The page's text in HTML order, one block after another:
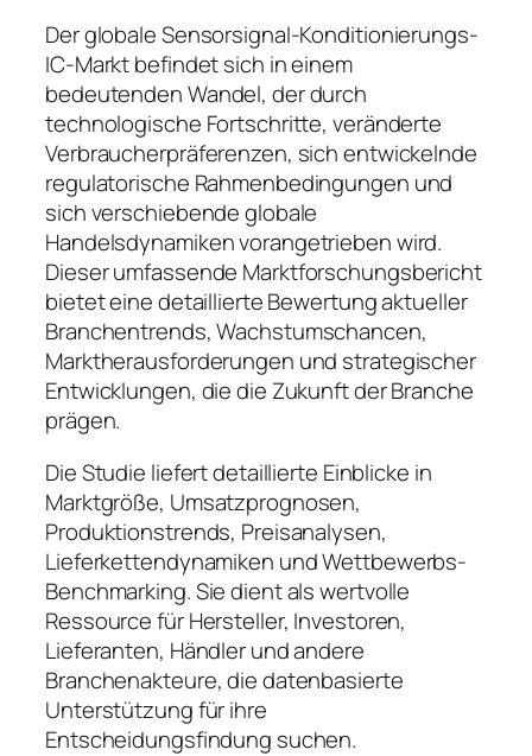
Der globale Sensorsignal-Konditionierungs-
IC-Markt befindet sich in einem
bedeutenden Wandel, der durch
technologische Fortschritte, veränderte
Verbraucherpräferenzen, sich entwickelnde
regulatorische Rahmenbedingungen und
sich verschiebende globale
Handelsdynamiken vorangetrieben wird.
Dieser umfassende Marktforschungsbericht
bietet eine detaillierte Bewertung aktueller
Branchentrends, Wachstumschancen,
Marktherausforderungen und strategischer
Entwicklungen, die die Zukunft der Branche
prägen.
Die Studie liefert detaillierte Einblicke in
Marktgröße, Umsatzprognosen,
Produktionstrends, Preisanalysen,
Lieferkettendynamiken und Wettbewerbs-
Benchmarking. Sie dient als wertvolle
Ressource für Hersteller, Investoren,
Lieferanten, Händler und andere
Branchenakteure, die datenbasierte
Unterstützung für ihre
Entscheidungsfindung suchen.